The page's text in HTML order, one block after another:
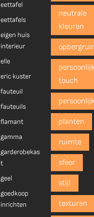
eettafel
eettafels
eigen huis
interieur
elle
eric kuster
fauteuil
fauteuils
flamant
gamma
garderobekas
t
geel
goedkoop
inrichten
neutrale
kleuren
touch
planten
ruimte
sfeer
stijl
texturen